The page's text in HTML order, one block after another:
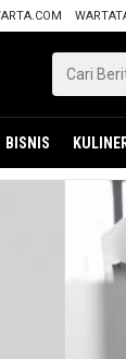
BISNIS